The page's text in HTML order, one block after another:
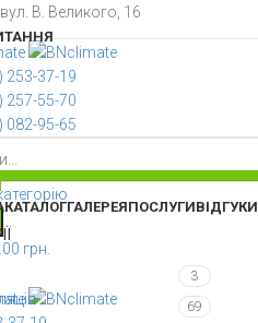
В. Великого, 16
253-37-19
257-55-70
082-95-65
грн.
КАТАЛОГГАЛЕРЕЯПОСЛУГИВІДГУКИ
3
69